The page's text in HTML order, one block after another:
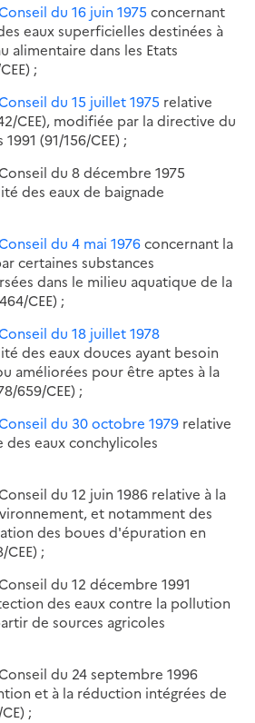
du 16 juin 1975 concernant
eaux superficielles destinées à
alimentaire dans les Etats
;
du 15 juillet 1975 relative
CEE), modifiée par la directive du
(91/156/CEE) ;
du 8 décembre 1975
des eaux de baignade
du 4 mai 1976concernant la
certaines substances
dans le milieu aquatique de la
CEE) ;
du 18 juillet 1978
des eaux douces ayant besoin
améliorées pour être aptes à la
659/CEE) ;
du 30 octobre 1979 relative
des eaux conchylicoles
du 12 juin 1986 relative à la
et notamment des
des boues d'épuration en
;
du 12 décembre 1991
des eaux contre la pollution
de sources agricoles
du 24 septembre 1996
et à la réduction intégrées de
;